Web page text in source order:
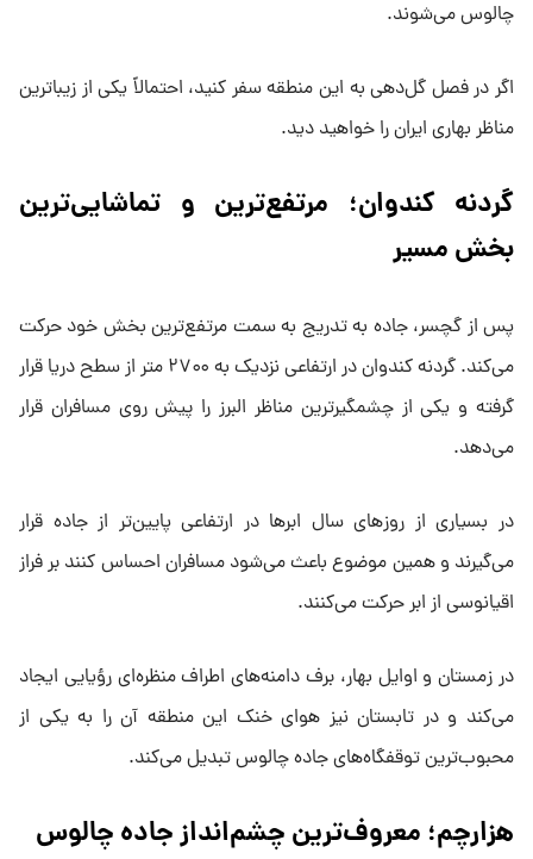
چالوس می‌شوند.
اگر در فصل گل‌دهی به این منطقه سفر کنید، احتمالاً یکی از زیباترین
مناظر بهاری ایران را خواهید دید.
گردنه کندوان؛ مرتفع‌ترین و تماشایی‌ترین
بخش مسیر
پس از گچسر، جاده به تدریج به سمت مرتفع‌ترین بخش خود حرکت
می‌کند. گردنه کندوان در ارتفاعی نزدیک به ۲۷۰۰ متر از سطح دریا قرار
گرفته و یکی از چشمگیرترین مناظر البرز را پیش روی مسافران قرار
می‌دهد.
در بسیاری از روزهای سال ابرها در ارتفاعی پایین‌تر از جاده قرار
می‌گیرند و همین موضوع باعث می‌شود مسافران احساس کنند بر فراز
اقیانوسی از ابر حرکت می‌کنند.
در زمستان و اوایل بهار، برف دامنه‌های اطراف منظره‌ای رؤیایی ایجاد
می‌کند و در تابستان نیز هوای خنک این منطقه آن را به یکی از
محبوب‌ترین توقفگاه‌های جاده چالوس تبدیل می‌کند.
هزارچم؛ معروف‌ترین چشم‌انداز جاده چالوس